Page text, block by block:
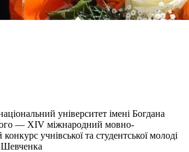
університет імені Богдана
— ХІV міжнародний мовно-
конкурс учнівської та студентської молоді
Шевченка